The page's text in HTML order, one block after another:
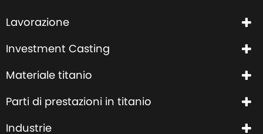
Lavorazione
Investment Casting
Materiale titanio
Parti di prestazioni in titanio
Industrie